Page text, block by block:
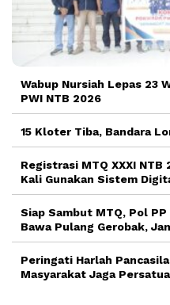
Wabup Nursiah Lepas 23
PWI NTB 2026
15 Kloter Tiba, Bandara
Registrasi MTQ XXXI
Kali Gunakan Sistem
Siap Sambut MTQ, Pol
Bawa Pulang Gerobak,
Peringati Harlah
Masyarakat Jaga